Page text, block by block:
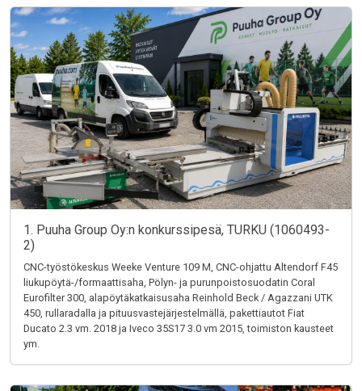
1. Puuha Group Oy:n konkurssipesä, TURKU (1060493-
2)
CNC-työstökeskus Weeke Venture 109 M, CNC-ohjattu Altendorf F45
liukupöytä-/formaattisaha, Pölyn- ja purunpoistosuodatin Coral
Eurofilter 300, alapöytäkatkaisusaha Reinhold Beck / Agazzani UTK
450, rullaradalla ja pituusvastejärjestelmällä, pakettiautot Fiat
Ducato 2.3 vm. 2018 ja Iveco 35S17 3.0 vm 2015, toimiston kausteet
ym.